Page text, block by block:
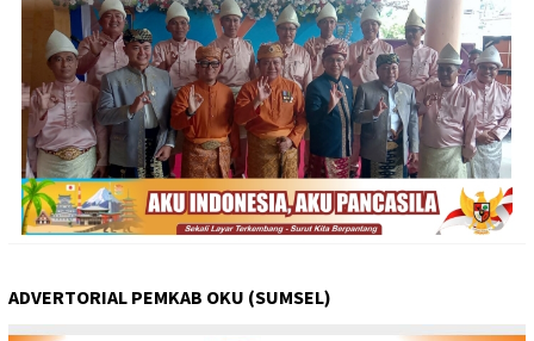
ADVERTORIAL PEMKAB OKU (SUMSEL)